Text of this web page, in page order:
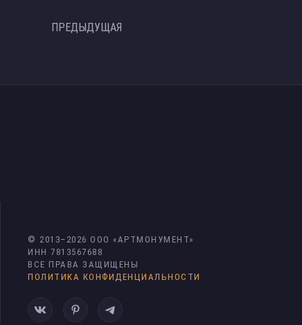
ПРЕДЫДУЩАЯ
© 2013– 2026 ООО «АРТМОНУМЕНТ»
ИНН 7813567688
ВСЕ ПРАВА ЗАЩИЩЕНЫ
ПОЛИТИКА КОНФИДЕНЦИАЛЬНОСТИ